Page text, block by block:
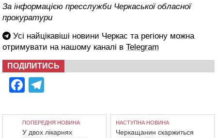
За інформацією пресслужби Черкаської обласної
прокуратури
Усі найцікавіші новини Черкас та регіону можна
отримувати на нашому каналі в Telegram
ПОДІЛИТИСЬ
Facebook
ПОПЕРЕДНЯ НОВИНА
У двох лікарнях
НАСТУПНА НОВИНА
Черкащанин скаржиться